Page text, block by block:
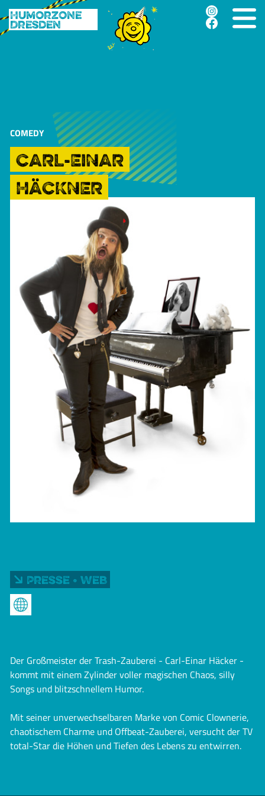
Humorzone
Dresden
COMEDY
CARL-EINAR
HÄCKNER
Presse • Web
Der Großmeister der Trash-Zauberei - Carl-Einar Häcker -
kommt mit einem Zylinder voller magischen Chaos, silly
Songs und blitzschnellem Humor.
Mit seiner unverwechselbaren Marke von Comic Clownerie,
chaotischem Charme und Offbeat-Zauberei, versucht der TV
total-Star die Höhen und Tiefen des Lebens zu entwirren.